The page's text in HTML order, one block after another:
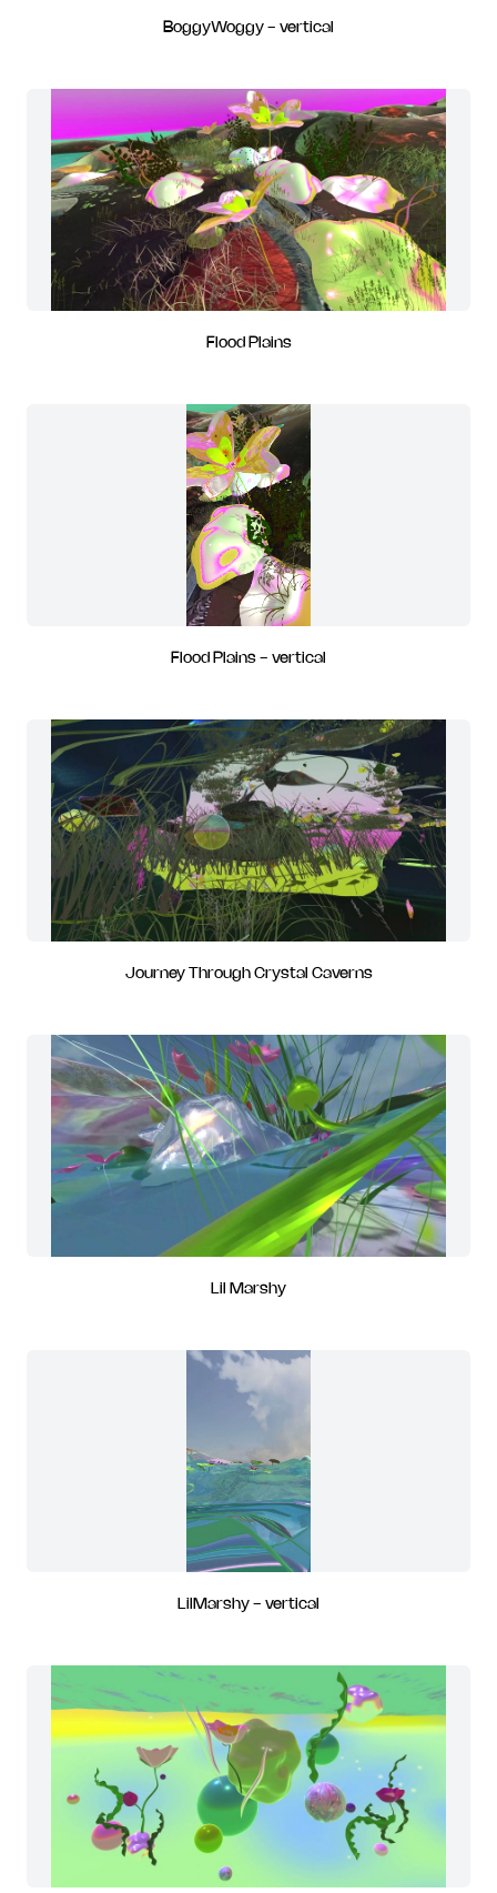
BoggyWoggy - vertical
Flood Plains
Flood Plains - vertical
Journey Through Crystal Caverns
Lil Marshy
LilMarshy - vertical